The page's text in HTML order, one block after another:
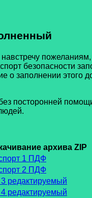
безопасности
о заполнении этого
посторонней
архива ZIP
1 ПДФ
2 ПДФ
3 редактируемый
4 редактируемый